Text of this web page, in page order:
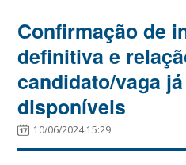
Confirmação de
definitiva e
candidato/vaga
disponíveis
10/06/2024 15:29